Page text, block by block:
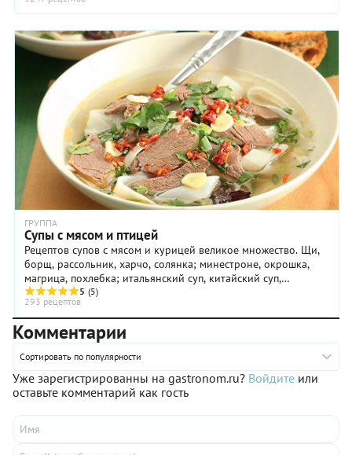
или
меньшим
количеством
черемши.
ГРУППА
Супы с мясом и птицей
Рецептов супов с мясом и курицей великое множество. Щи,
борщ, рассольник, харчо, солянка; минестроне, окрошка,
магрица, похлебка; итальянский суп, китайский суп,
корейский суп и даже сладкий суп — все ...
5 (5)
293 рецептов
Комментарии
Сортировать по популярности
Уже зарегистрированны на gastronom.ru? Войдите или
оставьте комментарий как гость